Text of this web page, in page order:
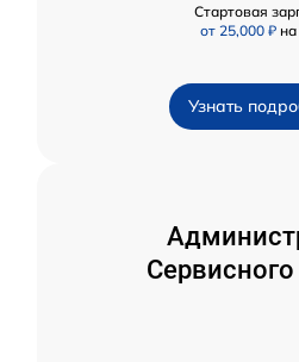
Стартовая
от 25,000 ₽
Узнать